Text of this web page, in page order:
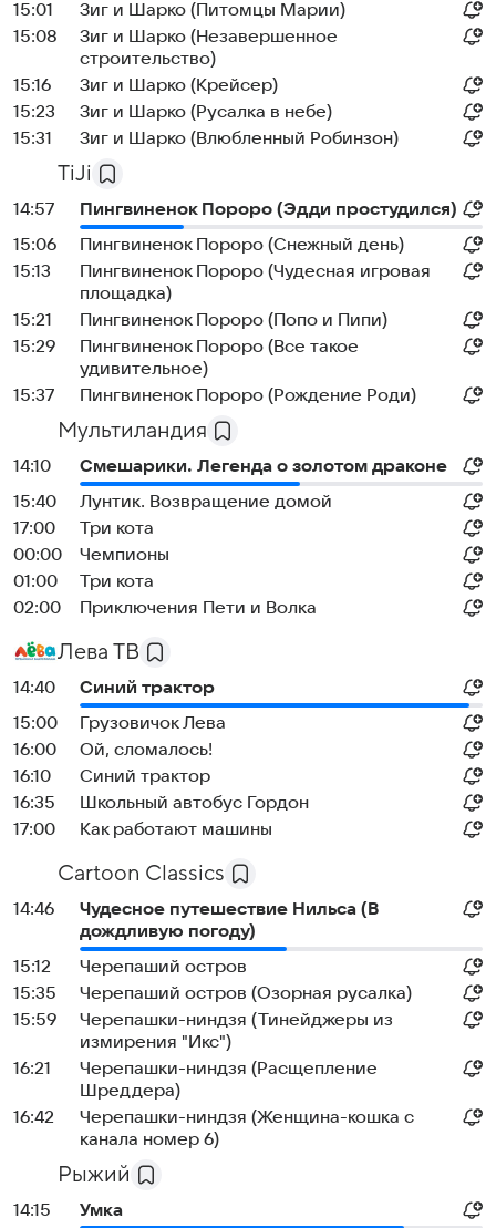
15:01
Зиг и Шарко (Питомцы Марии)
15:08
Зиг и Шарко (Незавершенное
строительство)
15:16
Зиг и Шарко (Крейсер)
15:23
Зиг и Шарко (Русалка в небе)
15:31
Зиг и Шарко (Влюбленный Робинзон)
TiJi
14:57
Пингвиненок Пороро (Эдди простудился)
15:06
Пингвиненок Пороро (Снежный день)
15:13
Пингвиненок Пороро (Чудесная игровая
площадка)
15:21
Пингвиненок Пороро (Попо и Пипи)
15:29
Пингвиненок Пороро (Все такое
удивительное)
15:37
Пингвиненок Пороро (Рождение Роди)
Мультиландия
14:10
Смешарики. Легенда о золотом драконе
15:40
Лунтик. Возвращение домой
17:00
Три кота
00:00
Чемпионы
01:00
Три кота
02:00
Приключения Пети и Волка
Лева ТВ
14:40
Синий трактор
15:00
Грузовичок Лева
16:00
Ой, сломалось!
16:10
Синий трактор
16:35
Школьный автобус Гордон
17:00
Как работают машины
Cartoon Classics
14:46
Чудесное путешествие Нильса (В
дождливую погоду)
15:12
Черепаший остров
15:35
Черепаший остров (Озорная русалка)
15:59
Черепашки-ниндзя (Тинейджеры из
измирения "Икс")
16:21
Черепашки-ниндзя (Расщепление
Шреддера)
16:42
Черепашки-ниндзя (Женщина-кошка с
канала номер 6)
Рыжий
14:15
Умка